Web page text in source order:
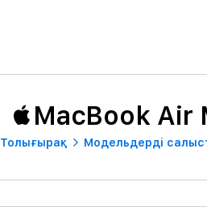
MacBook Air
Толығырақ Модельдерді